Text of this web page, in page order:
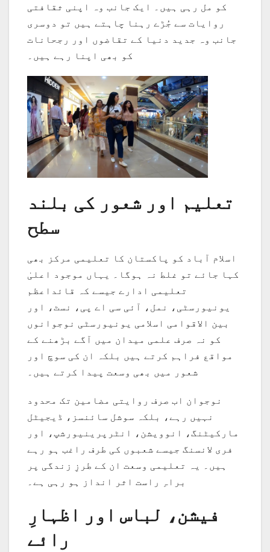
کو مل رہی ہیں۔ ایک جانب وہ اپنی ثقافتی
روایات سے جُڑے رہنا چاہتے ہیں تو دوسری
جانب وہ جدید دنیا کے تقاضوں اور رجحانات
کو بھی اپنا رہے ہیں۔
تعلیم اور شعور کی بلند
سطح
اسلام آباد کو پاکستان کا تعلیمی مرکز بھی
کہا جائے تو غلط نہ ہوگا۔ یہاں موجود اعلیٰ
تعلیمی ادارے جیسے کہ قائداعظم
یونیورسٹی، نمل، آئی سی اے پی، نسٹ، اور
بین الاقوامی اسلامی یونیورسٹی نوجوانوں
کو نہ صرف علمی میدان میں آگے بڑھنے کے
مواقع فراہم کرتے ہیں بلکہ ان کی سوچ اور
شعور میں بھی وسعت پیدا کرتے ہیں۔
نوجوان اب صرف روایتی مضامین تک محدود
نہیں رہے، بلکہ سوشل سائنسز، ڈیجیٹل
مارکیٹنگ، انوویشن، انٹرپرینیورشپ، اور
فری لانسنگ جیسے شعبوں کی طرف راغب ہو رہے
ہیں۔ یہ تعلیمی وسعت ان کے طرزِ زندگی پر
براہِ راست اثر انداز ہو رہی ہے۔
فیشن، لباس اور اظہارِ
رائے